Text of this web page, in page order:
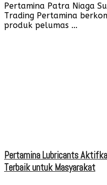
Pertamina Patra Niaga
Trading Pertamina
produk pelumas ...
Pertamina Lubricants
Terbaik untuk Masyarakat